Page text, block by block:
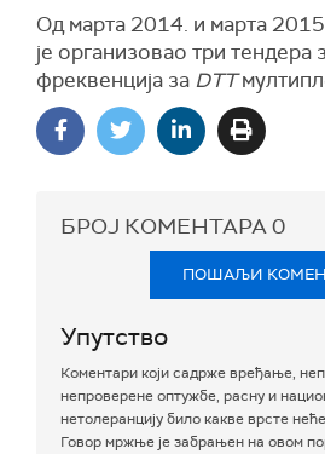
Од марта 2014. и марта
је организовао три тендера
фреквенција за DTT
БРОЈ КОМЕНТАРА0
ПОШАЉИ
Упутство
Коментари који садрже вређање,
непроверене оптужбе, расну и
нетолеранцију било какве врсте
Говор мржње је забрањен на овом